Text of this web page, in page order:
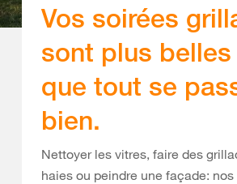
Vos soirées
sont plus
que tout se
bien.
Nettoyer les vitres, faire des
haies ou peindre une façade: